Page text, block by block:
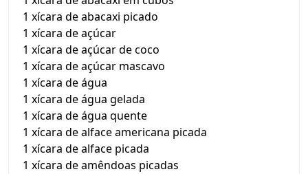
1 xícara de abacaxi picado
1 xícara de açúcar
1 xícara de açúcar de coco
1 xícara de açúcar mascavo
1 xícara de água
1 xícara de água gelada
1 xícara de água quente
1 xícara de alface americana picada
1 xícara de alface picada
1 xícara de amêndoas picadas